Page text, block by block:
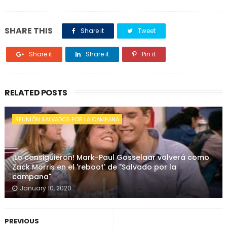
SHARE THIS Share it Tweet
Share it Share it Pin it
RELATED POSTS
REUNIÓN SALVADOS POR LA CAMPANA
¡Lo consiguieron! Mark-Paul Gosselaar volverá como
Zack Morris en el 'reboot' de "Salvado por la
campana"
January 10, 2020
PREVIOUS